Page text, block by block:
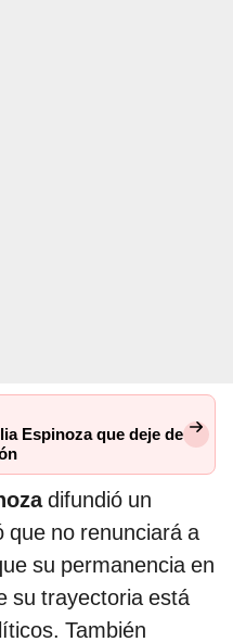
Espinoza que deje de
difundió un
que no renunciará a
su permanencia en
su trayectoria está
También